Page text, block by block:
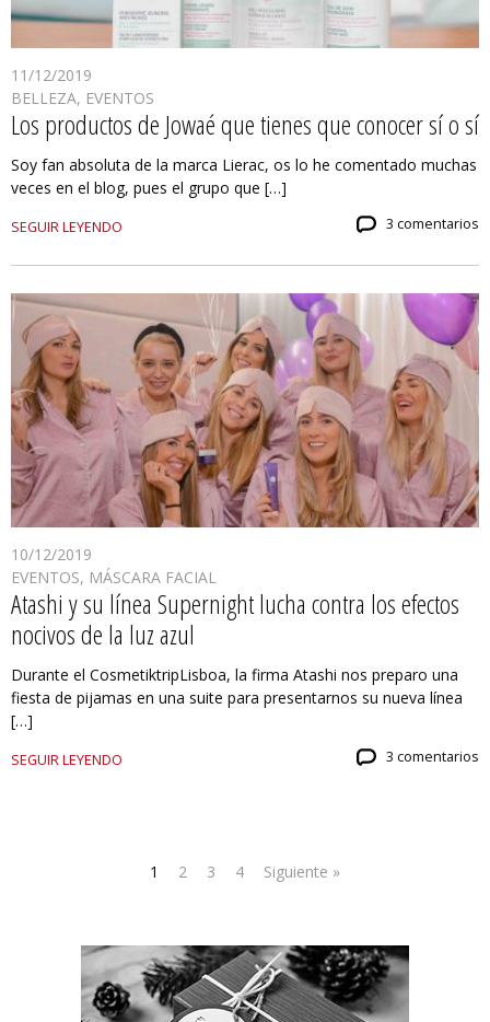
11/12/2019
BELLEZA, EVENTOS
Los productos de Jowaé que tienes que conocer sí o sí
Soy fan absoluta de la marca Lierac, os lo he comentado muchas
veces en el blog, pues el grupo que […]
SEGUIR LEYENDO 3 comentarios
10/12/2019
EVENTOS, MÁSCARA FACIAL
Atashi y su línea Supernight lucha contra los efectos
nocivos de la luz azul
Durante el CosmetiktripLisboa, la firma Atashi nos preparo una
fiesta de pijamas en una suite para presentarnos su nueva línea
[…]
SEGUIR LEYENDO 3 comentarios
1 2 3 4 Siguiente »